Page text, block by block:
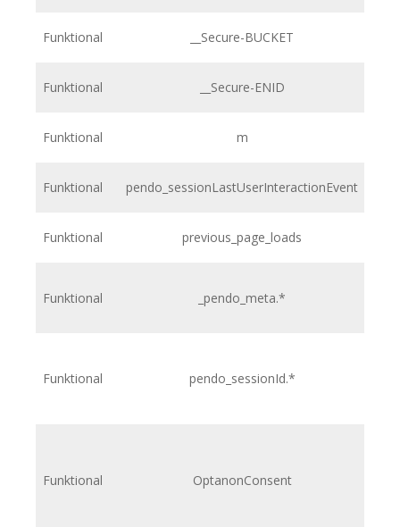
Funktional __Secure-BUCKET
Funktional __Secure-ENID
Funktional m
Funktional pendo_sessionLastUserInteractionEvent
Funktional previous_page_loads
Funktional _pendo_meta.*
Funktional pendo_sessionId.*
Funktional OptanonConsent